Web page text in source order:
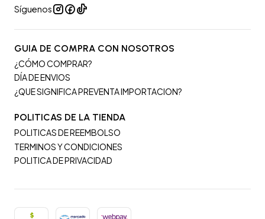
Síguenos
GUIA DE COMPRA CON NOSOTROS
¿CÓMO COMPRAR?
DÍA DE ENVIOS
¿QUE SIGNIFICA PREVENTA IMPORTACION?
POLITICAS DE LA TIENDA
POLITICAS DE REEMBOLSO
TERMINOS Y CONDICIONES
POLITICA DE PRIVACIDAD